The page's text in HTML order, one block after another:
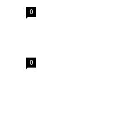
0
0